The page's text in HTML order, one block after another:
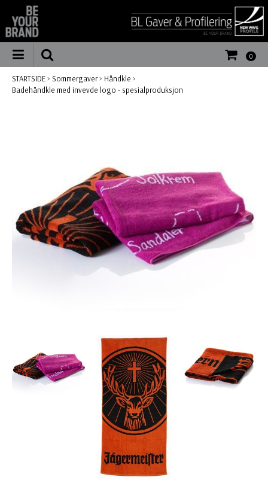
0
STARTSIDE> Sommergaver> Håndkle >
Badehåndkle med invevde logo - spesialproduksjon